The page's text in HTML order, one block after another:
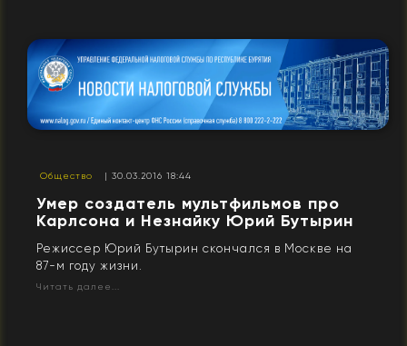
Общество | 30.03.2016 18:44
Умер создатель мультфильмов про
Карлсона и Незнайку Юрий Бутырин
Режиссер Юрий Бутырин скончался в Москве на
87-м году жизни.
Читать далее...